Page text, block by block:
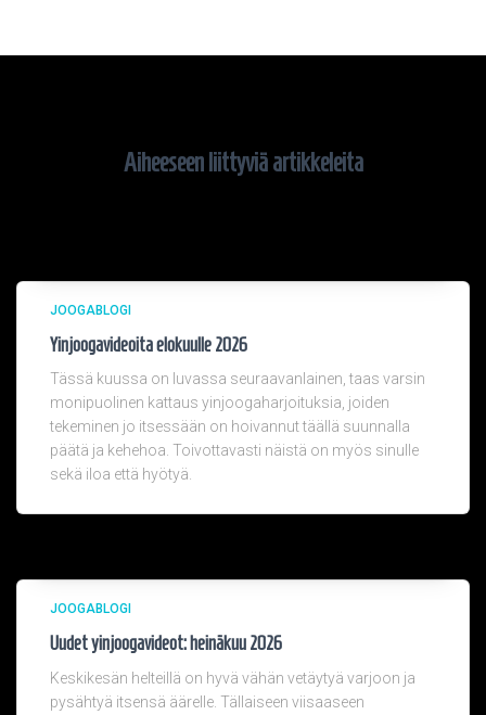
Aiheeseen liittyviä artikkeleita
JOOGABLOGI
Yinjoogavideoita elokuulle 2026
Tässä kuussa on luvassa seuraavanlainen, taas varsin
monipuolinen kattaus yinjoogaharjoituksia, joiden
tekeminen jo itsessään on hoivannut täällä suunnalla
päätä ja kehehoa. Toivottavasti näistä on myös sinulle
sekä iloa että hyötyä.
JOOGABLOGI
Uudet yinjoogavideot: heinäkuu 2026
Keskikesän helteillä on hyvä vähän vetäytyä varjoon ja
pysähtyä itsensä äärelle. Tällaiseen viisaaseen